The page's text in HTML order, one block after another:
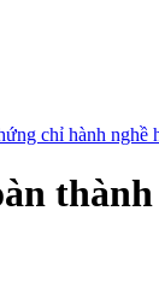
chỉ hành nghề